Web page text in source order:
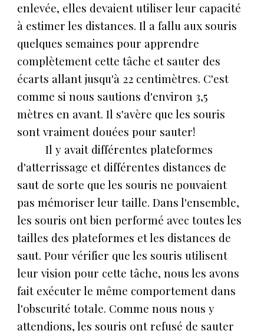
enlevée, elles devaient utiliser leur capacité
à estimer les distances. Il a fallu aux souris
quelques semaines pour apprendre
complètement cette tâche et sauter des
écarts allant jusqu'à 22 centimètres. C'est
comme si nous sautions d'environ 3,5
mètres en avant. Il s'avère que les souris
sont vraiment douées pour sauter!
Il y avait différentes plateformes
d'atterrissage et différentes distances de
saut de sorte que les souris ne pouvaient
pas mémoriser leur taille. Dans l'ensemble,
les souris ont bien performé avec toutes les
tailles des plateformes et les distances de
saut. Pour vérifier que les souris utilisent
leur vision pour cette tâche, nous les avons
fait exécuter le même comportement dans
l'obscurité totale. Comme nous nous y
attendions, les souris ont refusé de sauter